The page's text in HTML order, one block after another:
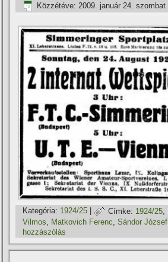
Közzétéve: 2009. január 24. szombat
Kategória: 1924/25 | Címke: 1924/25
Vilmos
Matkovich Ferenc ,Sándor József
hozzászólás